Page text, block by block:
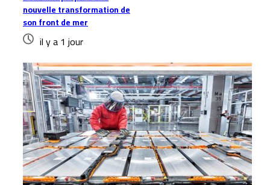
nouvelle transformation de
son front de mer
il y a 1 jour